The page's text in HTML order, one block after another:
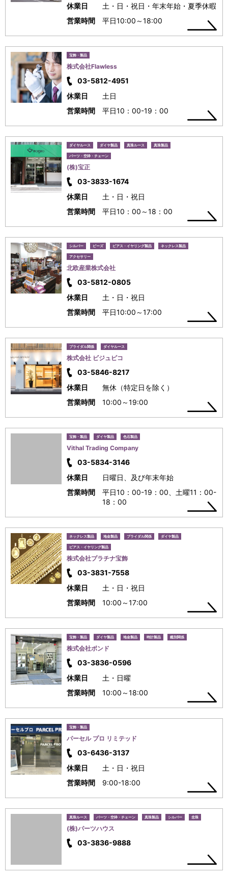
休業日
土・日・祝日・年末年始・夏季休暇
営業時間
平日10:00～18:00
宝飾・製品
株式会社Flawless
03-5812-4951
休業日
土日
営業時間
平日10：00-19：00
ダイヤルース ダイヤ製品 真珠ルース 真珠製品
パーツ・空枠・チェーン
(株)宝正
03-3833-1674
休業日
土・日・祝日
営業時間
平日10：00～18：00
シルバー ビーズ ピアス・イヤリング製品 ネックレス製品
アクセサリー
北欧産業株式会社
03-5812-0805
休業日
土・日・祝日
営業時間
平日10:00～17:00
ブライダル関係 ダイヤルース
株式会社 ビジュピコ
03-5846-8217
休業日
無休（特定日を除く）
営業時間
10:00～19:00
宝飾・製品 ダイヤ製品 色石製品
Vithal Trading Company
03-5834-3146
休業日
日曜日、及び年末年始
営業時間
平日10：00-19：00、土曜11：00-
18：00
ネックレス製品 地金製品 ブライダル関係 ダイヤ製品
ピアス・イヤリング製品
株式会社プラチナ宝飾
03-3831-7558
休業日
土・日・祝日
営業時間
10:00～17:00
宝飾・製品 ダイヤ製品 地金製品 時計製品 鑑別関係
株式会社ボンド
03-3836-0596
休業日
土・日曜
営業時間
10:00～18:00
宝飾・製品
パーセル プロ リミテッド
03-6436-3137
休業日
土・日・祝日
営業時間
9:00-18:00
真珠ルース パーツ・空枠・チェーン 真珠製品 シルバー 念珠
(株)パーツハウス
03-3836-9888